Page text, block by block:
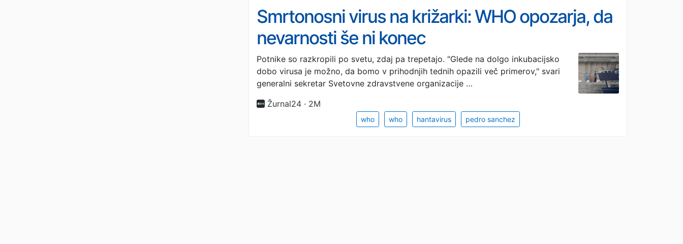
Smrtonosni virus na križarki: WHO opozarja, da
nevarnosti še ni konec
Potnike so razkropili po svetu, zdaj pa trepetajo. "Glede na dolgo inkubacijsko
dobo virusa je možno, da bomo v prihodnjih tednih opazili več primerov," svari
generalni sekretar Svetovne zdravstvene organizacije …
Žurnal24 · 2M
who who hantavirus pedro sanchez